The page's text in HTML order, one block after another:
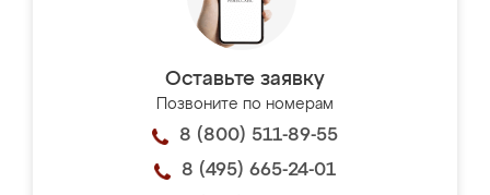
Оставьте заявку
Позвоните по номерам
8 (800) 511-89-55
8 (495) 665-24-01